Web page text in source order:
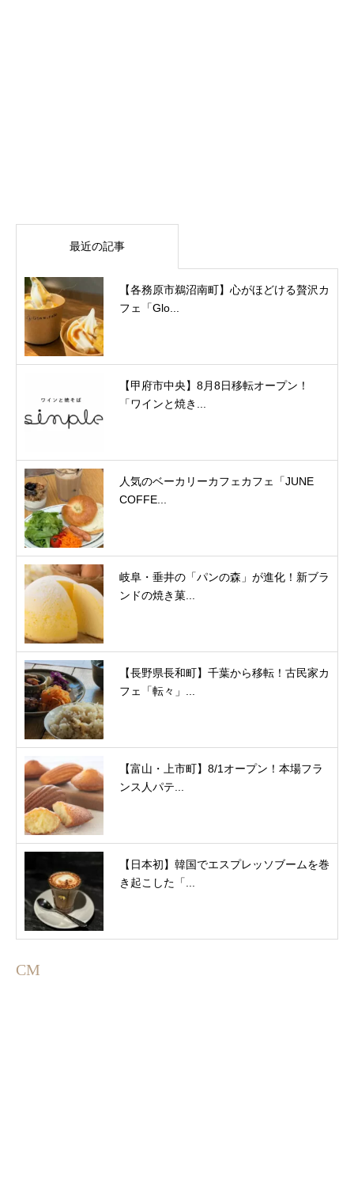
最近の記事
【各務原市鵜沼南町】心がほどける贅沢カ
フェ「Glo...
【甲府市中央】8月8日移転オープン！
「ワインと焼き...
人気のベーカリーカフェカフェ「JUNE
COFFE...
岐阜・垂井の「パンの森」が進化！新ブラ
ンドの焼き菓...
【長野県長和町】千葉から移転！古民家カ
フェ「転々」...
【富山・上市町】8/1オープン！本場フラ
ンス人パテ...
【日本初】韓国でエスプレッソブームを巻
き起こした「...
CM